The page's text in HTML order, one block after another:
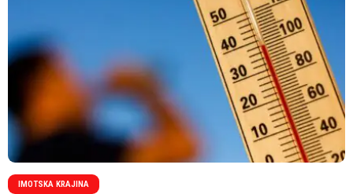
IMOTSKA KRAJINA